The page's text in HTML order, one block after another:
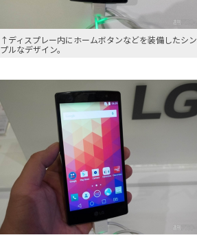
↑ディスプレー内にホームボタンなどを装備したシン
プルなデザイン。